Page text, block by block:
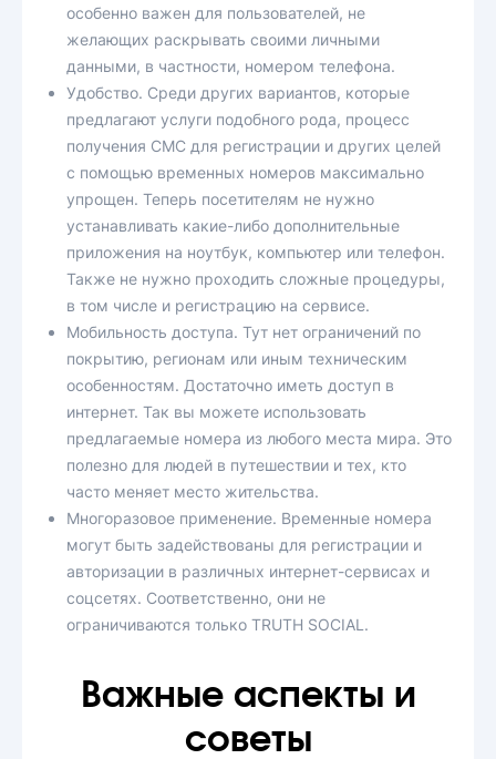
особенно важен для пользователей, не
желающих раскрывать своими личными
данными, в частности, номером телефона.
Удобство. Среди других вариантов, которые
предлагают услуги подобного рода, процесс
получения СМС для регистрации и других целей
с помощью временных номеров максимально
упрощен. Теперь посетителям не нужно
устанавливать какие-либо дополнительные
приложения на ноутбук, компьютер или телефон.
Также не нужно проходить сложные процедуры,
в том числе и регистрацию на сервисе.
Мобильность доступа. Тут нет ограничений по
покрытию, регионам или иным техническим
особенностям. Достаточно иметь доступ в
интернет. Так вы можете использовать
предлагаемые номера из любого места мира. Это
полезно для людей в путешествии и тех, кто
часто меняет место жительства.
Многоразовое применение. Временные номера
могут быть задействованы для регистрации и
авторизации в различных интернет-сервисах и
соцсетях. Соответственно, они не
ограничиваются только TRUTH SOCIAL.
Важные аспекты и
советы